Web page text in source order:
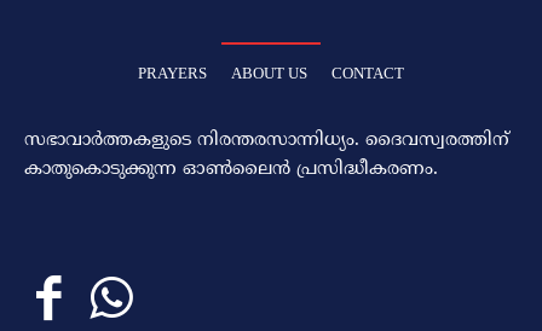
PRAYERS ABOUT US CONTACT
സഭാവാര്‍ത്തകളുടെ നിരന്തരസാന്നിധ്യം. ദൈവസ്വരത്തിന്‌
കാതുകൊടുക്കുന്ന ഓണ്‍ലൈന്‍ പ്രസിദ്ധീകരണം.